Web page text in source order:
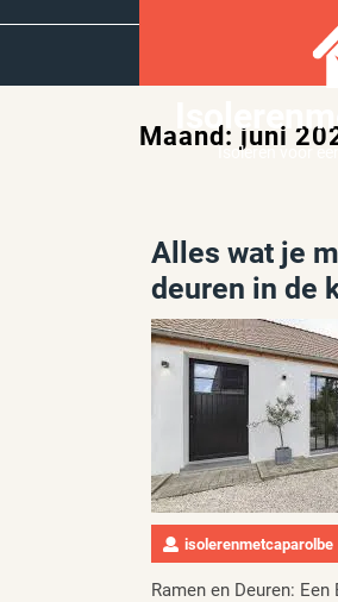
Isoleren voor
Maand: juni
Alles wat je
deuren in de
isolerenmetcaparolbe
Ramen en Deuren: